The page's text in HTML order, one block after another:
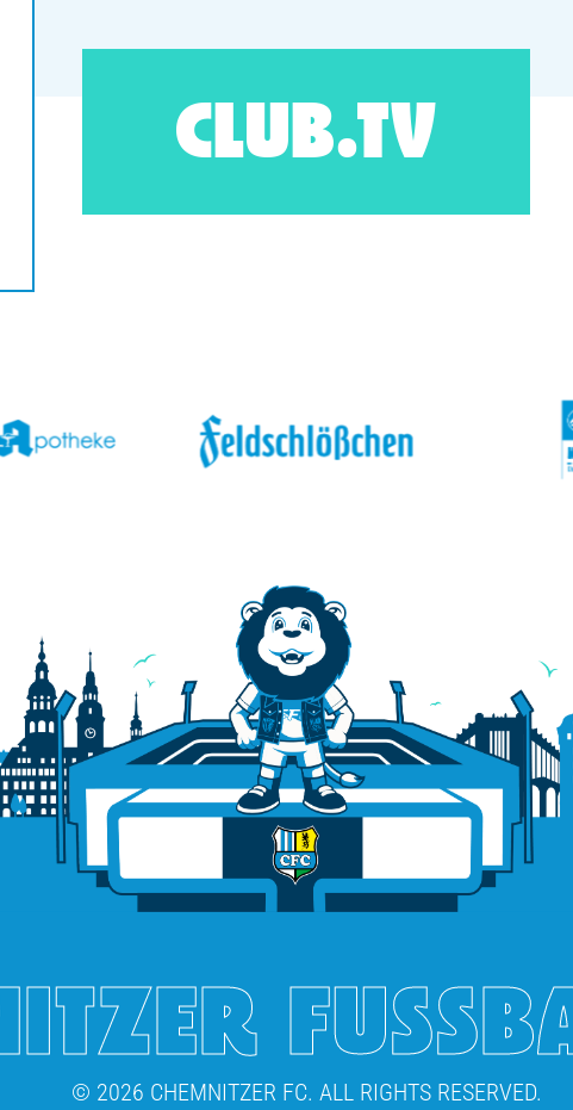
CLUB.TV
© 2026 CHEMNITZER FC. ALL RIGHTS RESERVED.